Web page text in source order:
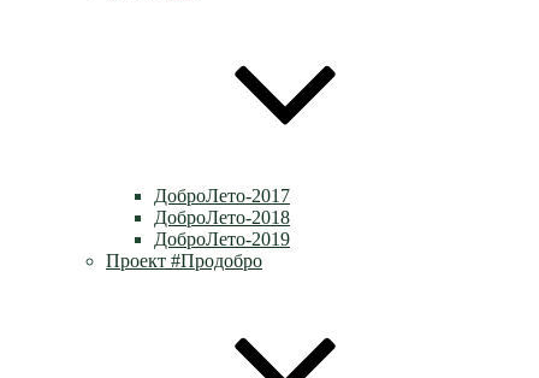
ДоброЛето-2017
ДоброЛето-2018
ДоброЛето-2019
Проект #Продобро